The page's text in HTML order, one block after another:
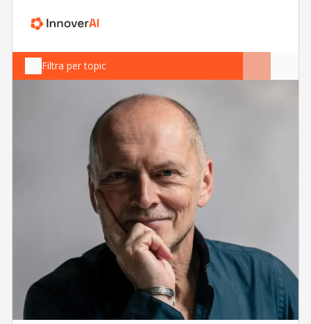
Filtra per topic